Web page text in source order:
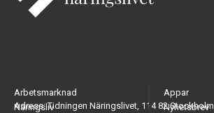
Adress: Tidningen Näringslivet, 114 82 Stockholm
Arbetsmarknad
Näringsliv
Appar
Nyhetsbrev